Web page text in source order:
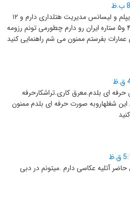
سلام بنده دیپلم و فوق دیپلم و لیسانس مدیریت هتلداری دارم و ۱۲
سال سابقه کاردر هتلهای ۴ و۵ ستاره ایران رو دارم چطورمی تونم رزومه
عمارات بفرستم ممنون می شم راهنمایی کنید
ای بلدم.معرق کاری.تراشکارحرفه
این شغلهاروبه صورت حرفه ای بلدم ممنون
آتلیه عکاسی دارم .میتونم در دبی